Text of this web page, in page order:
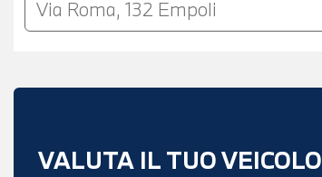
VALUTA IL TUO VEICOLO